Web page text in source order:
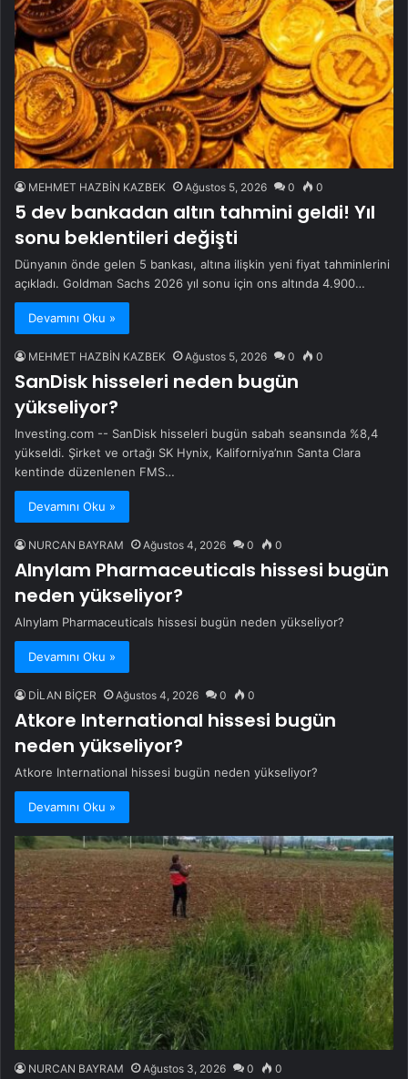
MEHMET HAZBİN KAZBEK Ağustos 5, 2026 0 0
5 dev bankadan altın tahmini geldi! Yıl
sonu beklentileri değişti
Dünyanın önde gelen 5 bankası, altına ilişkin yeni fiyat tahminlerini
açıkladı. Goldman Sachs 2026 yıl sonu için ons altında 4.900…
Devamını Oku »
MEHMET HAZBİN KAZBEK Ağustos 5, 2026 0 0
SanDisk hisseleri neden bugün
yükseliyor?
Investing.com -- SanDisk hisseleri bugün sabah seansında %8,4
yükseldi. Şirket ve ortağı SK Hynix, Kaliforniya’nın Santa Clara
kentinde düzenlenen FMS…
Devamını Oku »
NURCAN BAYRAM Ağustos 4, 2026 0 0
Alnylam Pharmaceuticals hissesi bugün
neden yükseliyor?
Alnylam Pharmaceuticals hissesi bugün neden yükseliyor?
Devamını Oku »
DİLAN BİÇER Ağustos 4, 2026 0 0
Atkore International hissesi bugün
neden yükseliyor?
Atkore International hissesi bugün neden yükseliyor?
Devamını Oku »
NURCAN BAYRAM Ağustos 3, 2026 0 0